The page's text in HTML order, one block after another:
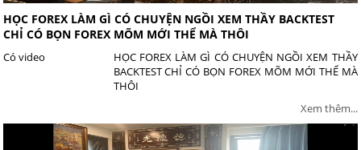
HỌC FOREX LÀM GÌ CÓ CHUYỆN NGỒI XEM THẦY BACKTEST
CHỈ CÓ BỌN FOREX MÕM MỚI THỂ MÀ THÔI
HỌC FOREX LÀM GÌ CÓ CHUYỆN NGỒI XEM THẦY
BACKTEST CHỈ CÓ BỌN FOREX MÕM MỚI THỂ MÀ
THÔI
Có video
Xem thêm...